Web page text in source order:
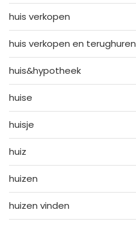
huis verkopen
huis verkopen en terughuren
huis&hypotheek
huise
huisje
huiz
huizen
huizen vinden